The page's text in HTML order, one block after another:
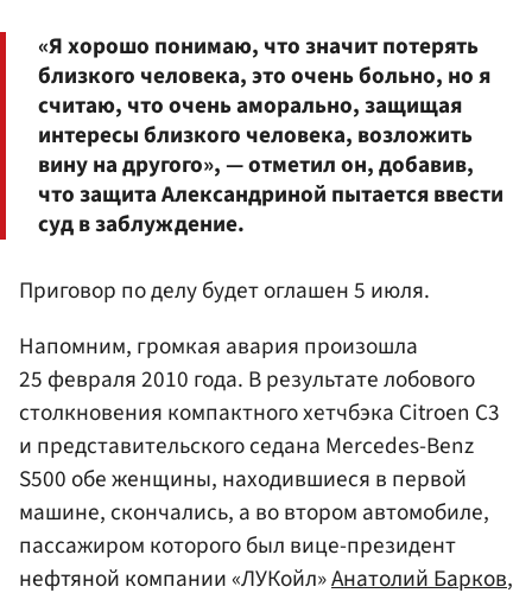
«Я хорошо понимаю, что значит потерять
близкого человека, это очень больно, но я
считаю, что очень аморально, защищая
интересы близкого человека, возложить
вину на другого», — отметил он, добавив,
что защита Александриной пытается ввести
суд в заблуждение.
Приговор по делу будет оглашен 5 июля.
Напомним, громкая авария произошла
25 февраля 2010 года. В результате лобового
столкновения компактного хетчбэка Citroen C3
и представительского седана Mercedes-Benz
S500 обе женщины, находившиеся в первой
машине, скончались, а во втором автомобиле,
пассажиром которого был вице-президент
нефтяной компании «ЛУКойл»Анатолий Барков,